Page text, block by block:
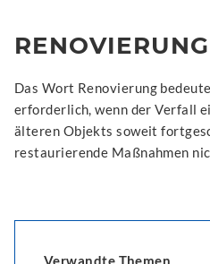
RENOVIERUNG
Das Wort Renovierung
erforderlich, wenn der Verfall
älteren Objekts soweit
restaurierende Maßnahmen
Verwandte Themen